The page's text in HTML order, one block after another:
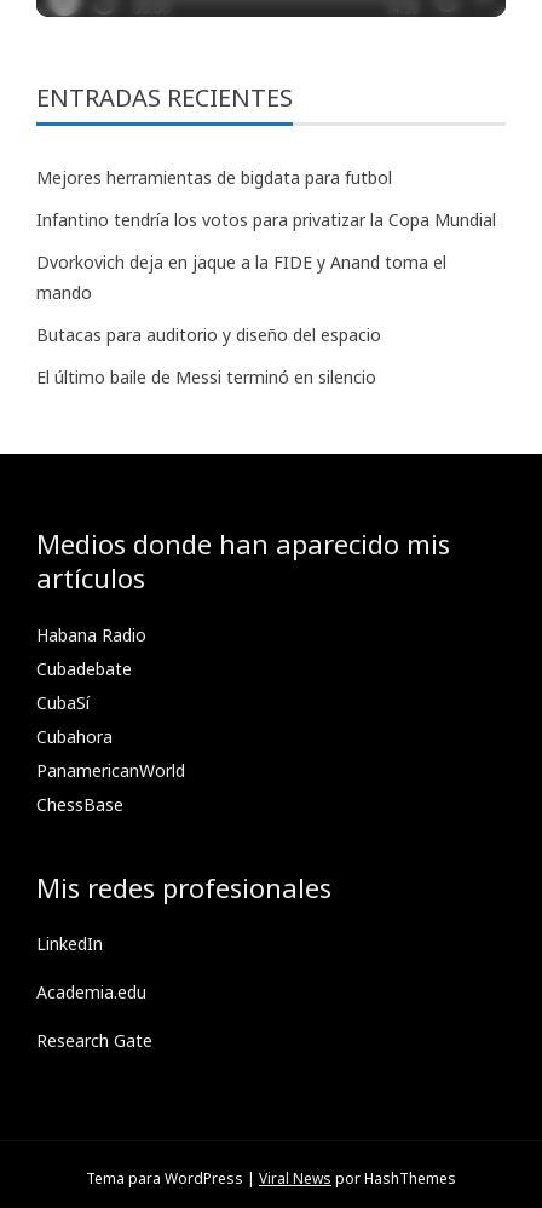
ENTRADAS RECIENTES
Mejores herramientas de bigdata para futbol
Infantino tendría los votos para privatizar la Copa Mundial
Dvorkovich deja en jaque a la FIDE y Anand toma el
mando
Butacas para auditorio y diseño del espacio
El último baile de Messi terminó en silencio
Medios donde han aparecido mis
artículos
Habana Radio
Cubadebate
CubaSí
Cubahora
PanamericanWorld
ChessBase
Mis redes profesionales
LinkedIn
Academia.edu
Research Gate
Tema para WordPress Viral News por HashThemes